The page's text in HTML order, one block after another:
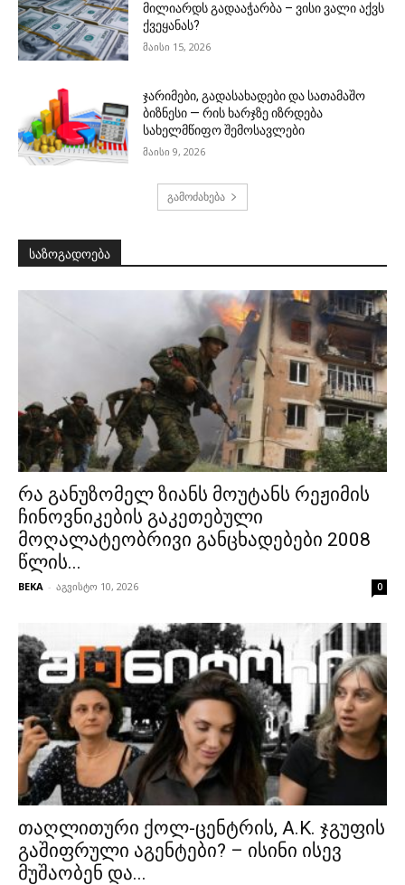
მილიარდს გადააჭარბა – ვისი ვალი აქვს
ქვეყანას?
მაისი 15, 2026
ჯარიმები, გადასახადები და სათამაშო
ბიზნესი — რის ხარჯზე იზრდება
სახელმწიფო შემოსავლები
მაისი 9, 2026
გამოძახება
საზოგადოება
რა განუზომელ ზიანს მოუტანს რეჟიმის
ჩინოვნიკების გაკეთებული
მოღალატეობრივი განცხადებები 2008
წლის...
BEKA - აგვისტო 10, 2026 0
თაღლითური ქოლ-ცენტრის, A.K. ჯგუფის
გაშიფრული აგენტები? – ისინი ისევ
მუშაობენ და...